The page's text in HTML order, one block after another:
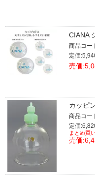
CIANA
商品コー
定価
売価
カッピ
商品コー
定価
まとめ買
売価